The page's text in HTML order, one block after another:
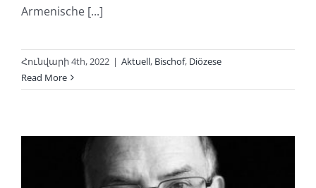
Armenische [...]
Հունվարի 4th, 2022 | Aktuell, Bischof, Diözese
Read More